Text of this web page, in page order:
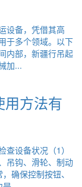
设备，凭借其高
于多个领域。以下
内部，新疆行吊起
加...
方法有
设备状况（1）
吊钩、滑轮、制动
确保控制按钮、